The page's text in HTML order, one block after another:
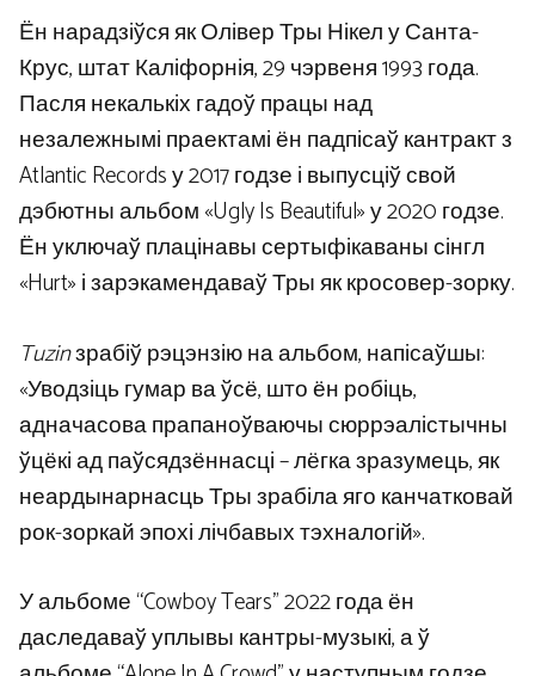
Ён нарадзіўся як Олівер Тры Нікел у Санта-
Крус, штат Каліфорнія, 29 чэрвеня 1993 года.
Пасля некалькіх гадоў працы над
незалежнымі праектамі ён падпісаў кантракт з
Atlantic Records у 2017 годзе і выпусціў свой
дэбютны альбом «Ugly Is Beautiful» у 2020 годзе.
Ён уключаў плацінавы сертыфікаваны сінгл
«Hurt» і зарэкамендаваў Тры як кросовер-зорку.
Tuzinзрабіў рэцэнзію на альбом, напісаўшы:
«Уводзіць гумар ва ўсё, што ён робіць,
адначасова прапаноўваючы сюррэалістычны
ўцёкі ад паўсядзённасці – лёгка зразумець, як
неардынарнасць Тры зрабіла яго канчатковай
рок-зоркай эпохі лічбавых тэхналогій».
У альбоме “Cowboy Tears” 2022 года ён
даследаваў уплывы кантры-музыкі, а ў